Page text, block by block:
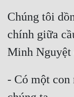
Chúng tôi
chính giữa
- Có một con